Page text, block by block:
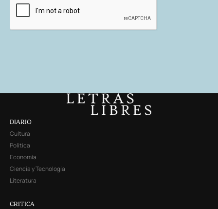
DIARIO
Cultura
Política
Economía
Ciencia y Tecnología
Literatura
CRITICA